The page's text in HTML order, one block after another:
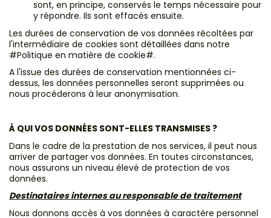
sont, en principe, conservés le temps nécessaire pour
y répondre. Ils sont effacés ensuite.
Les durées de conservation de vos données récoltées par
l'intermédiaire de cookies sont détaillées dans notre
#Politique en matière de cookie#.
A l'issue des durées de conservation mentionnées ci-
dessus, les données personnelles seront supprimées ou
nous procéderons à leur anonymisation.
À QUI VOS DONNÉES SONT-ELLES TRANSMISES ?
Dans le cadre de la prestation de nos services, il peut nous
arriver de partager vos données. En toutes circonstances,
nous assurons un niveau élevé de protection de vos
données.
Destinataires internes au responsable de traitement
Nous donnons accès à vos données à caractère personnel